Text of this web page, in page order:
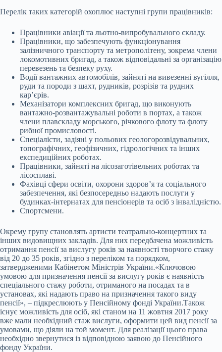
Перелік таких категорій охоплює наступні групи працівників:
Працівники авіації та льотно-випробувального складу.
Працівники, що забезпечують функціонування
залізничного транспорту та метрополітену, зокрема члени
локомотивних бригад, а також відповідальні за організацію
перевезень та безпеку руху.
Водії вантажних автомобілів, зайняті на вивезенні вугілля,
руди та породи з шахт, рудників, розрізів та рудних
кар’єрів.
Механізатори комплексних бригад, що виконують
вантажно-розвантажувальні роботи в портах, а також
члени плавскладу морського, річкового флоту та флоту
рибної промисловості.
Спеціалісти, задіяні у польових геологорозвідувальних,
топографічних, геофізичних, гідрологічних та інших
експедиційних роботах.
Працівники, зайняті на лісозаготівельних роботах та
лісосплаві.
Фахівці сфери освіти, охорони здоров’я та соціального
забезпечення, які безпосередньо надають послуги у
будинках-інтернатах для пенсіонерів та осіб з інвалідністю.
Спортсмени.
Окрему групу становлять артисти театрально-концертних та
інших видовищних закладів. Для них передбачена можливість
отримання пенсії за вислугу років за наявності творчого стажу
від 20 до 35 років, згідно з переліком та порядком,
затвердженими Кабінетом Міністрів України.«Ключовою
умовою для призначення пенсії за вислугу років є наявність
спеціального стажу роботи, отриманого на посадах та в
установах, які надають право на призначення такого виду
пенсії», – підкреслюють у Пенсійному фонді України.Також
існує можливість для осіб, які станом на 11 жовтня 2017 року
вже мали необхідний стаж вислуги, оформити цей вид пенсії за
умовами, що діяли на той момент. Для реалізації цього права
необхідно звернутися із відповідною заявою до Пенсійного
фонду України.